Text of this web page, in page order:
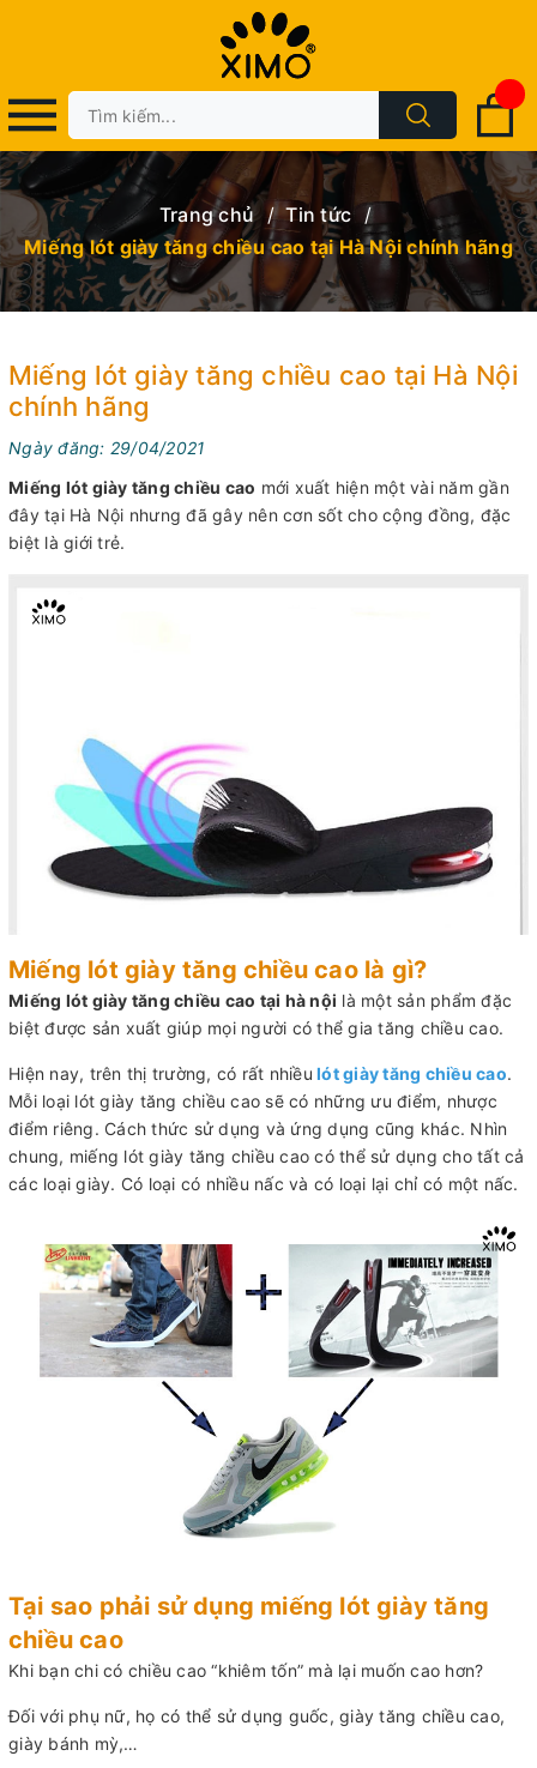
Trang chủ / Tin tức /
Miếng lót giày tăng chiều cao tại Hà Nội chính hãng
Miếng lót giày tăng chiều cao tại Hà Nội
chính hãng
Ngày đăng: 29/04/2021
Miếng lót giày tăng chiều cao mới xuất hiện một vài năm gần
đây tại Hà Nội nhưng đã gây nên cơn sốt cho cộng đồng, đặc
biệt là giới trẻ.
Miếng lót giày tăng chiều cao là gì?
Miếng lót giày tăng chiều cao tại hà nội là một sản phẩm đặc
biệt được sản xuất giúp mọi người có thể gia tăng chiều cao.
Hiện nay, trên thị trường, có rất nhiều lót giày tăng chiều cao.
Mỗi loại lót giày tăng chiều cao sẽ có những ưu điểm, nhược
điểm riêng. Cách thức sử dụng và ứng dụng cũng khác. Nhìn
chung, miếng lót giày tăng chiều cao có thể sử dụng cho tất cả
các loại giày. Có loại có nhiều nấc và có loại lại chỉ có một nấc.
Tại sao phải sử dụng miếng lót giày tăng
chiều cao
Khi bạn chi có chiều cao “khiêm tốn” mà lại muốn cao hơn?
Đối với phụ nữ, họ có thể sử dụng guốc, giày tăng chiều cao,
giày bánh mỳ,…